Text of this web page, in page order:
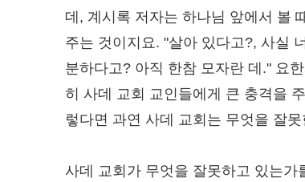
데, 계시록 저자는 하나님 앞에서 볼
주는 것이지요. "살아 있다고?, 사실
분하다고? 아직 한참 모자란 데." 요
히 사데 교회 교인들에게 큰 충격을
렇다면 과연 사데 교회는 무엇을 잘
사데 교회가 무엇을 잘못하고 있는가